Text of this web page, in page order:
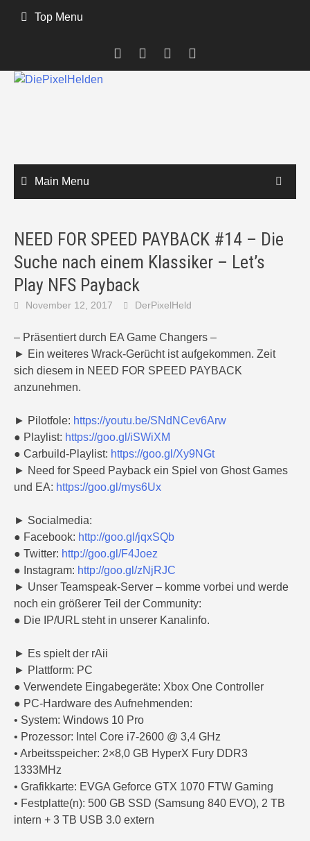
Top Menu
Main Menu
NEED FOR SPEED PAYBACK #14 – Die
Suche nach einem Klassiker – Let’s
Play NFS Payback
November 12, 2017 DerPixelHeld
– Präsentiert durch EA Game Changers –
► Ein weiteres Wrack-Gerücht ist aufgekommen. Zeit
sich diesem in NEED FOR SPEED PAYBACK
anzunehmen.
► Pilotfole: https://youtu.be/SNdNCev6Arw
● Playlist: https://goo.gl/iSWiXM
● Carbuild-Playlist: https://goo.gl/Xy9NGt
► Need for Speed Payback ein Spiel von Ghost Games
und EA: https://goo.gl/mys6Ux
► Socialmedia:
● Facebook: http://goo.gl/jqxSQb
● Twitter: http://goo.gl/F4Joez
● Instagram: http://goo.gl/zNjRJC
► Unser Teamspeak-Server – komme vorbei und werde
noch ein größerer Teil der Community:
● Die IP/URL steht in unserer Kanalinfo.
► Es spielt der rAii
► Plattform: PC
● Verwendete Eingabegeräte: Xbox One Controller
● PC-Hardware des Aufnehmenden:
• System: Windows 10 Pro
• Prozessor: Intel Core i7-2600 @ 3,4 GHz
• Arbeitsspeicher: 2×8,0 GB HyperX Fury DDR3
1333MHz
• Grafikkarte: EVGA Geforce GTX 1070 FTW Gaming
• Festplatte(n): 500 GB SSD (Samsung 840 EVO), 2 TB
intern + 3 TB USB 3.0 extern